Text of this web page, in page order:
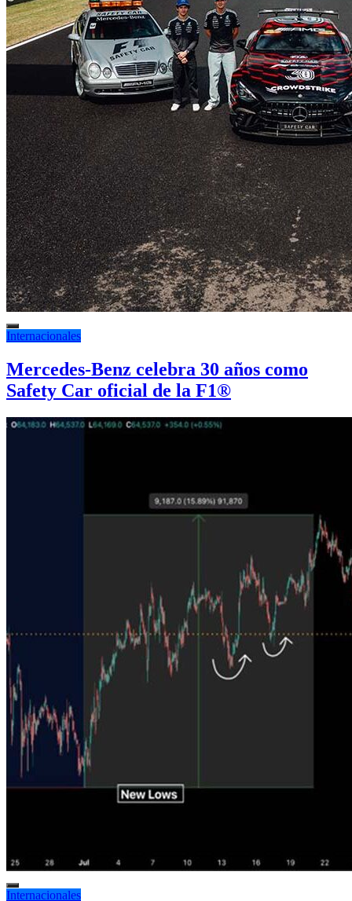
Internacionales
Mercedes-Benz celebra 30 años como
Safety Car oficial de la F1®
Internacionales